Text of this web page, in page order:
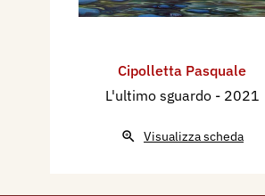
Cipolletta Pasquale
L'ultimo sguardo - 2021
Visualizza scheda